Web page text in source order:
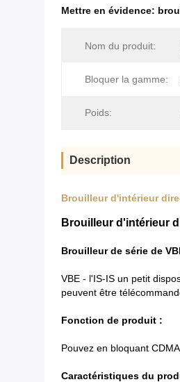
Mettre en évidence:
Nom du produit:
Bloquer la gamme:
Poids:
Description
Brouilleur d'intérieur
Brouilleur d'intérieur
Brouilleur de série de
VBE - l'IS-IS un petit
peuvent être
Fonction de produit :
Pouvez en bloquant
Caractéristiques du